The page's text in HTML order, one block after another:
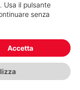
Usa il pulsante
senza
Accetta